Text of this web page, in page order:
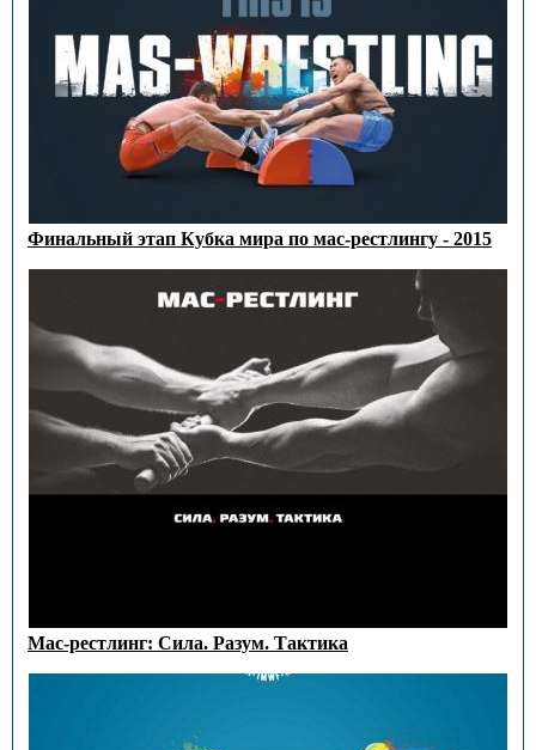
Финальный этап Кубка мира по мас-рестлингу - 2015
Мас-рестлинг: Сила. Разум. Тактика